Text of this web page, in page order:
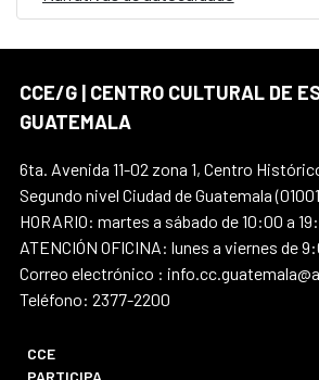
CCE/G | CENTRO CULTURAL DE
GUATEMALA
6ta. Avenida 11-02 zona 1, Centro
Segundo nivel Ciudad de Guatemala
HORARIO: martes a sábado de 10:00 a
ATENCIÓN OFICINA: lunes a viernes de
Correo electrónico :
Teléfono: 2377-2200
CCE